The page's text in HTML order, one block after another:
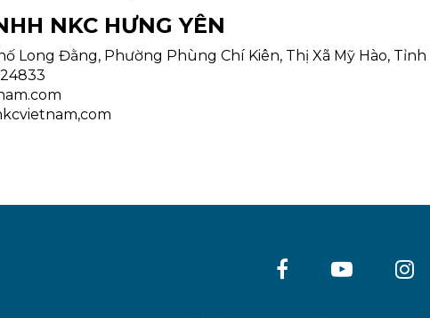
NKC HƯNG YÊN
Long Đằng, Phường Phùng Chí Kiên, Thị Xã Mỹ Hào,